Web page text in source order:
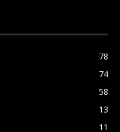
78
74
58
13
11